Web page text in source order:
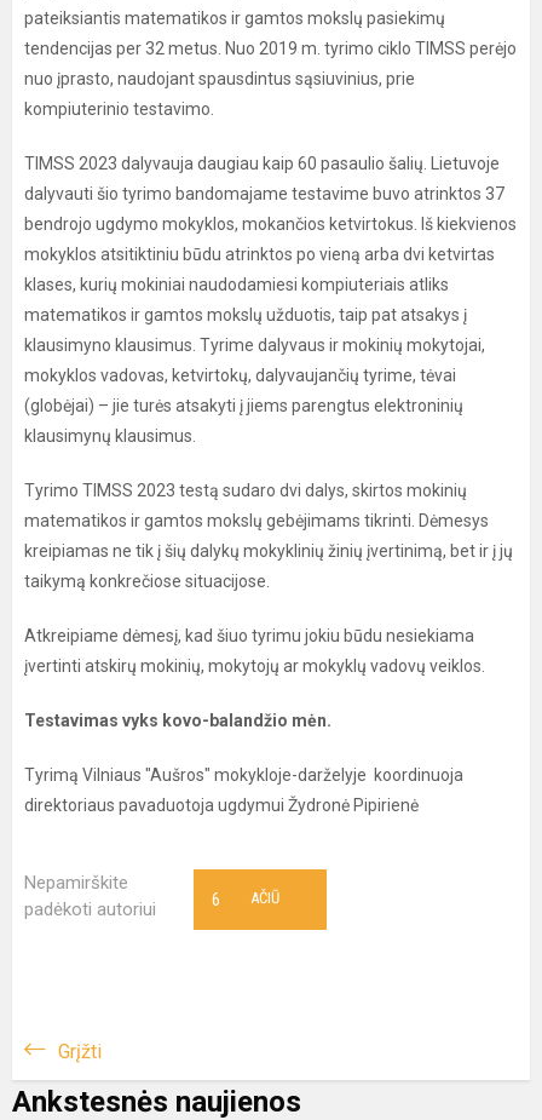
pateiksiantis matematikos ir gamtos mokslų pasiekimų
tendencijas per 32 metus. Nuo 2019 m. tyrimo ciklo TIMSS perėjo
nuo įprasto, naudojant spausdintus sąsiuvinius, prie
kompiuterinio testavimo.
TIMSS 2023 dalyvauja daugiau kaip 60 pasaulio šalių. Lietuvoje
dalyvauti šio tyrimo bandomajame testavime buvo atrinktos 37
bendrojo ugdymo mokyklos, mokančios ketvirtokus. Iš kiekvienos
mokyklos atsitiktiniu būdu atrinktos po vieną arba dvi ketvirtas
klases, kurių mokiniai naudodamiesi kompiuteriais atliks
matematikos ir gamtos mokslų užduotis, taip pat atsakys į
klausimyno klausimus. Tyrime dalyvaus ir mokinių mokytojai,
mokyklos vadovas, ketvirtokų, dalyvaujančių tyrime, tėvai
(globėjai) – jie turės atsakyti į jiems parengtus elektroninių
klausimynų klausimus.
Tyrimo TIMSS 2023 testą sudaro dvi dalys, skirtos mokinių
matematikos ir gamtos mokslų gebėjimams tikrinti. Dėmesys
kreipiamas ne tik į šių dalykų mokyklinių žinių įvertinimą, bet ir į jų
taikymą konkrečiose situacijose.
Atkreipiame dėmesį, kad šiuo tyrimu jokiu būdu nesiekiama
įvertinti atskirų mokinių, mokytojų ar mokyklų vadovų veiklos.
Testavimas vyks kovo-balandžio mėn.
Tyrimą Vilniaus "Aušros" mokykloje-darželyje koordinuoja
direktoriaus pavaduotoja ugdymui Žydronė Pipirienė
Nepamirškite
padėkoti autoriui
AČIŪ
6
Grįžti
Ankstesnės naujienos